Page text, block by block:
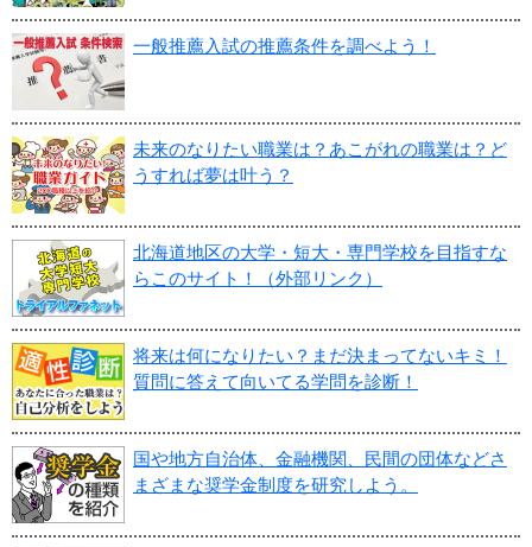
一般推薦入試の推薦条件を調べよう！
未来のなりたい職業は？あこがれの職業は？ど
うすれば夢は叶う？
北海道地区の大学・短大・専門学校を目指すな
らこのサイト！（外部リンク）
将来は何になりたい？まだ決まってないキミ！
質問に答えて向いてる学問を診断！
国や地方自治体、金融機関、民間の団体などさ
まざまな奨学金制度を研究しよう。